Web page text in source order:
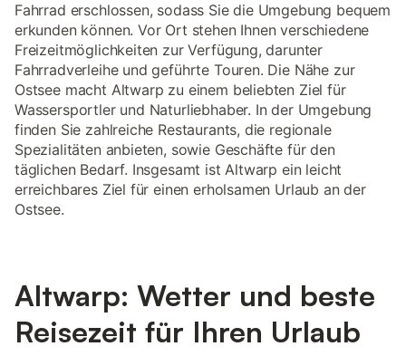
Fahrrad erschlossen, sodass Sie die Umgebung bequem
erkunden können. Vor Ort stehen Ihnen verschiedene
Freizeitmöglichkeiten zur Verfügung, darunter
Fahrradverleihe und geführte Touren. Die Nähe zur
Ostsee macht Altwarp zu einem beliebten Ziel für
Wassersportler und Naturliebhaber. In der Umgebung
finden Sie zahlreiche Restaurants, die regionale
Spezialitäten anbieten, sowie Geschäfte für den
täglichen Bedarf. Insgesamt ist Altwarp ein leicht
erreichbares Ziel für einen erholsamen Urlaub an der
Ostsee.
Altwarp: Wetter und beste
Reisezeit für Ihren Urlaub